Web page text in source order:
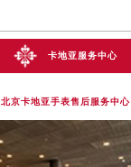
卡地亚服务中心
北京卡地亚手表售后服务中心